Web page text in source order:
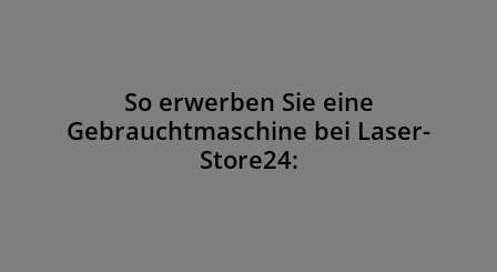
So erwerben Sie eine
Gebrauchtmaschine bei Laser-
Store24: